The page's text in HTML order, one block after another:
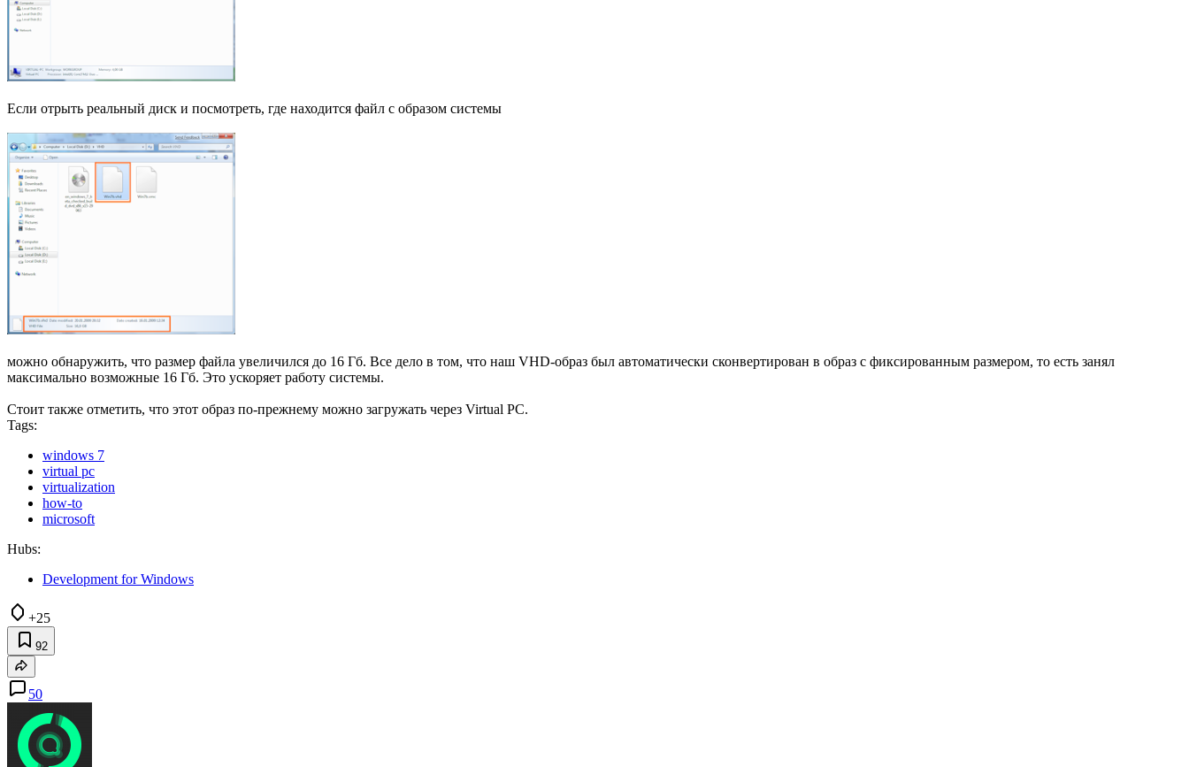
Если отрыть реальный диск и посмотреть, где находится файл с образом системы
можно обнаружить, что размер файла увеличился до 16 Гб. Все дело в том, что наш VHD-образ был автоматически сконвертирован в образ с фиксированным размером, то есть занял
максимально возможные 16 Гб. Это ускоряет работу системы.
Стоит также отметить, что этот образ по-прежнему можно загружать через Virtual PC.
Tags:
windows 7
virtual pc
virtualization
how-to
microsoft
Hubs:
Development for Windows
+25
92
50